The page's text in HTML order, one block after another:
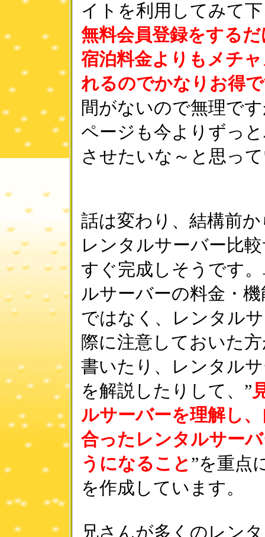
イトを利用してみて
無料会員登録をする
宿泊料金よりもメチ
れるのでかなりお得
間がないので無理で
ページも今よりずっ
させたいな～と思っ
話は変わり、結構前
レンタルサーバー比
すぐ完成しそうです
ルサーバーの料金・
ではなく、レンタル
際に注意しておいた
書いたり、レンタル
を解説したりして、”
ルサーバーを理解し
合ったレンタルサー
うになること”を重点
を作成しています。
兄さんが多くのレン